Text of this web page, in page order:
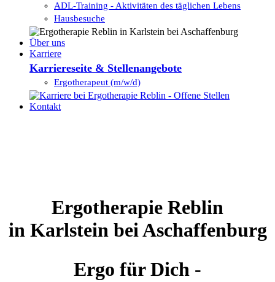
ADL-Training - Aktivitäten des täglichen Lebens
Hausbesuche
Über uns
Karriere
Karriereseite & Stellenangebote
Ergotherapeut (m/w/d)
Kontakt
Ergotherapie Reblin
in Karlstein bei Aschaffenburg
Ergo für Dich -